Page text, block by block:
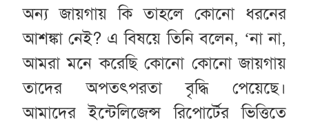
অন্য জায়গায় কি তাহলে কোনো ধরনের
আশঙ্কা নেই? এ বিষয়ে তিনি বলেন, ‘না না,
আমরা মনে করেছি কোনো কোনো জায়গায়
তাদের অপতৎপরতা বৃদ্ধি পেয়েছে।
আমাদের ইন্টেলিজেন্স রিপোর্টের ভিত্তিতে